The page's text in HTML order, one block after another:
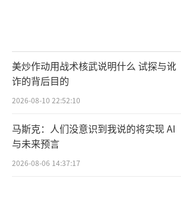
美炒作动用战术核武说明什么 试探与讹
诈的背后目的
2026-08-10 22:52:10
马斯克：人们没意识到我说的将实现 AI
与未来预言
2026-08-06 14:37:17